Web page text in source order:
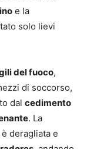
e la
solo lievi
del fuoco,
di soccorso,
dal cedimento
. La
deragliata e